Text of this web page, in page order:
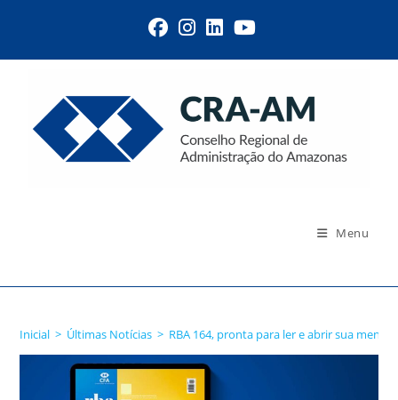
Menu
Inicial > Últimas Notícias > RBA 164, pronta para ler e abrir sua mente